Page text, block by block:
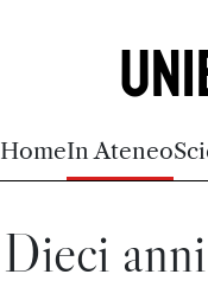
HomeIn Ateneo
Dieci